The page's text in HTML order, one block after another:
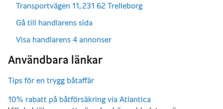
Transportvägen 11, 231 62 Trelleborg
Gå till handlarens sida
Visa handlarens 4 annonser